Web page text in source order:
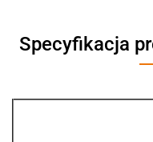
Specyfikacja